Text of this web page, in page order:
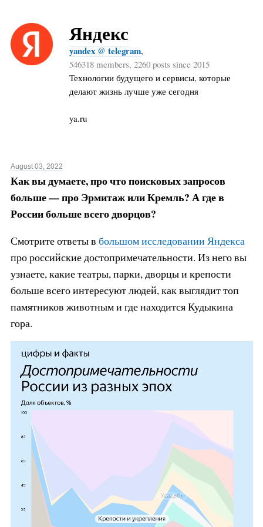
Яндекс
yandex @ telegram,
546318 members, 2260 posts since 2015
Технологии будущего и сервисы, которые
делают жизнь лучше уже сегодня
ya.ru
August 03, 2022
Как вы думаете, про что поисковых запросов
больше — про Эрмитаж или Кремль? А где в
России больше всего дворцов?
Смотрите ответы в большом исследовании Яндекса
про российские достопримечательности. Из него вы
узнаете, какие театры, парки, дворцы и крепости
больше всего интересуют людей, как выглядит топ
памятников животным и где находится Кудыкина
гора.